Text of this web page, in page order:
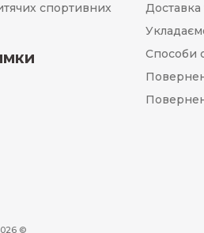
спортивних
Доставка
Способи
©